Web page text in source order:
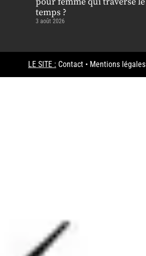
temps ?
3 août 2026
LE SITE : Contact • Mentions légales